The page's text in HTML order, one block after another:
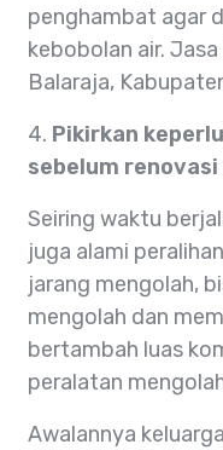
penghambat agar
kebobolan air.
Balaraja,
4. Pikirkan
sebelum
Seiring waktu
juga alami
jarang mengolah,
mengolah dan
bertambah luas
peralatan
Awalannya